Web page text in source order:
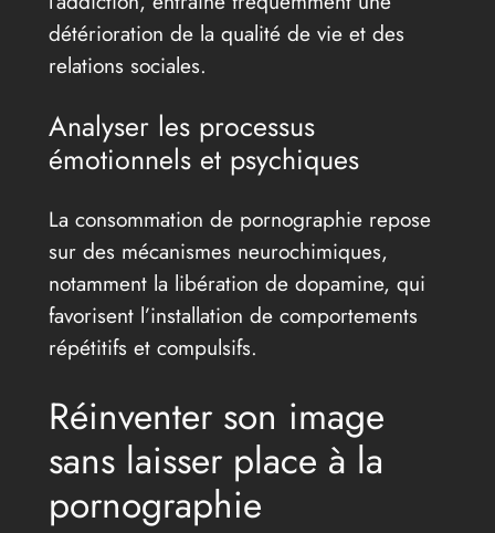
détérioration de la qualité de vie et des
relations sociales.
Analyser les processus
émotionnels et psychiques
La consommation de pornographie repose
sur des mécanismes neurochimiques,
notamment la libération de dopamine, qui
favorisent l’installation de comportements
répétitifs et compulsifs.
Réinventer son image
sans laisser place à la
pornographie